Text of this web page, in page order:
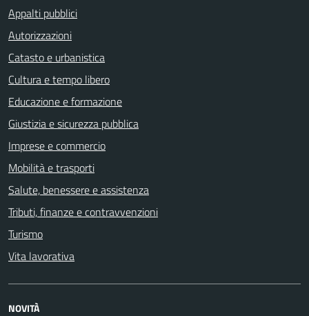
Appalti pubblici
Autorizzazioni
Catasto e urbanistica
Cultura e tempo libero
Educazione e formazione
Giustizia e sicurezza pubblica
Imprese e commercio
Mobilità e trasporti
Salute, benessere e assistenza
Tributi, finanze e contravvenzioni
Turismo
Vita lavorativa
NOVITÀ